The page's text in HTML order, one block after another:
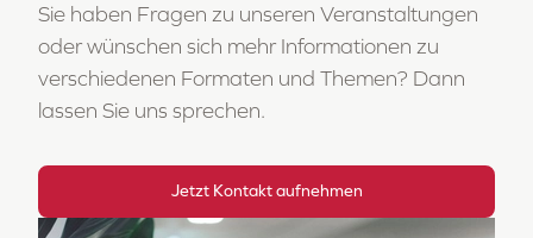
Sie haben Fragen zu unseren Veranstaltungen
oder wünschen sich mehr Informationen zu
verschiedenen Formaten und Themen? Dann
lassen Sie uns sprechen.
Jetzt Kontakt aufnehmen